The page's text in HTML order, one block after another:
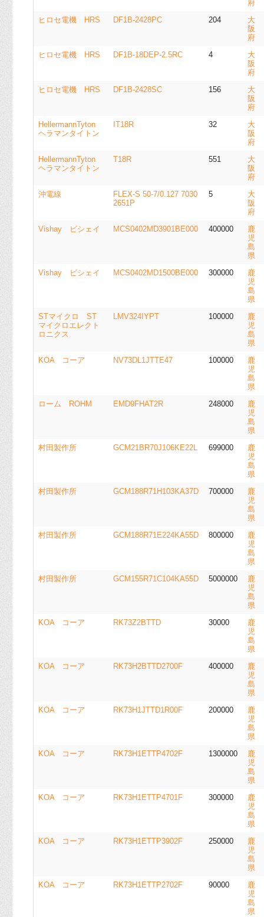
府
ヒロセ電機 HRS
DF1B-2428PC 204
大
阪
府
ヒロセ電機 HRS
DF1B-18DEP-2.5RC 4
大
阪
府
ヒロセ電機 HRS
DF1B-2428SC 156
大
阪
府
HellermannTyton
ヘラマンタイトン
IT18R 32
大
阪
府
HellermannTyton
ヘラマンタイトン
T18R 551
大
阪
府
沖電線
FLEX-S 50-7/0.127 7030
2651P
5
大
阪
府
Vishay ビシェイ
MCS0402MD3901BE000 400000
鹿
児
島
県
Vishay ビシェイ
MCS0402MD1500BE000 300000
鹿
児
島
県
STマイクロ ST
マイクロエレクト
ロニクス
LMV324IYPT 100000
鹿
児
島
県
KOA コーア
NV73DL1JTTE47 100000
鹿
児
島
県
ローム ROHM
EMD9FHAT2R 248000
鹿
児
島
県
村田製作所
GCM21BR70J106KE22L 699000
鹿
児
島
県
村田製作所
GCM188R71H103KA37D 700000
鹿
児
島
県
村田製作所
GCM188R71E224KA55D 800000
鹿
児
島
県
村田製作所
GCM155R71C104KA55D 5000000
鹿
児
島
県
KOA コーア
RK73Z2BTTD 30000
鹿
児
島
県
KOA コーア
RK73H2BTTD2700F 400000
鹿
児
島
県
KOA コーア
RK73H1JTTD1R00F 200000
鹿
児
島
県
KOA コーア
RK73H1ETTP4702F 1300000
鹿
児
島
県
KOA コーア
RK73H1ETTP4701F 300000
鹿
児
島
県
KOA コーア
RK73H1ETTP3902F 250000
鹿
児
島
県
KOA コーア
RK73H1ETTP2702F 90000
鹿
児
島
県